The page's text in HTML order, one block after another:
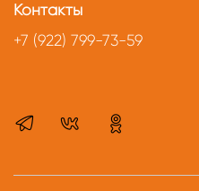
Контакты
+7 (922) 799-73-59